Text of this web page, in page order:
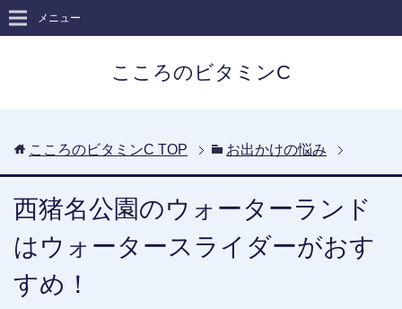
こころのビタミンC
メニュー
こころのビタミンC TOP お出かけの悩み
西猪名公園のウォーターランド
はウォータースライダーがおす
すめ！